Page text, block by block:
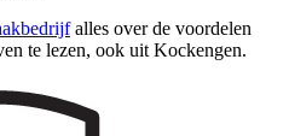
alles over de voordelen
te lezen, ook uit Kockengen.